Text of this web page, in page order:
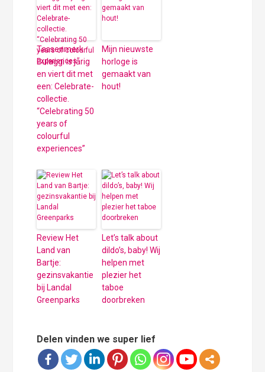
Tassenmerk
Bulaggi is jarig
en viert dit met
een: Celebrate-
collectie.
“Celebrating 50
years of
colourful
experiences”
Mijn nieuwste
horloge is
gemaakt van
hout!
Review Het
Land van
Bartje:
gezinsvakantie
bij Landal
Greenparks
Let’s talk about
dildo’s, baby! Wij
helpen met
plezier het
taboe
doorbreken
Delen vinden we super lief